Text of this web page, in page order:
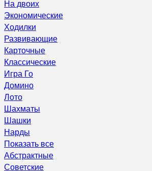
На двоих
Экономические
Ходилки
Развивающие
Карточные
Классические
Игра Го
Домино
Лото
Шахматы
Шашки
Нарды
Показать все
Абстрактные
Советские